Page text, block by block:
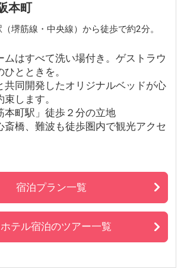
本町
堺筋線・中央線）から徒歩で約2分。
はすべて洗い場付き。ゲストラウ
とときを。
同開発したオリジナルベッドが心
します。
町駅」徒歩２分の立地
斎橋、難波も徒歩圏内で観光アクセ
宿泊プラン一覧
テル宿泊のツアー一覧